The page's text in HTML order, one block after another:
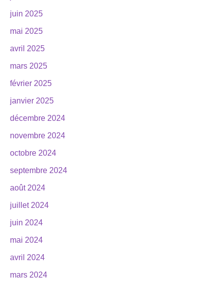
juin 2025
mai 2025
avril 2025
mars 2025
février 2025
janvier 2025
décembre 2024
novembre 2024
octobre 2024
septembre 2024
août 2024
juillet 2024
juin 2024
mai 2024
avril 2024
mars 2024